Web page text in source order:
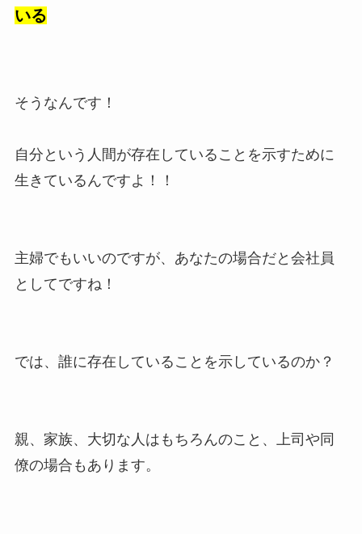
いる
そうなんです！
自分という人間が存在していることを示すために
生きているんですよ！！
主婦でもいいのですが、あなたの場合だと会社員
としてですね！
では、誰に存在していることを示しているのか？
親、家族、大切な人はもちろんのこと、上司や同
僚の場合もあります。